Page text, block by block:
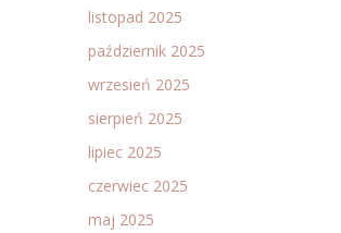
listopad 2025
październik 2025
wrzesień 2025
sierpień 2025
lipiec 2025
czerwiec 2025
maj 2025